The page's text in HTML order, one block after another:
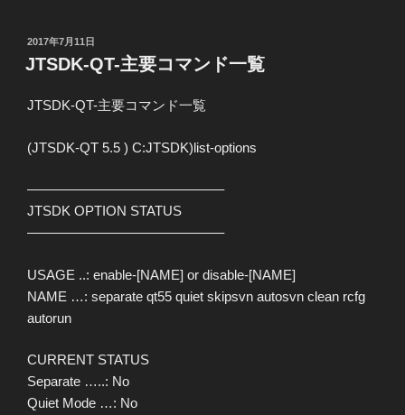
投
稿
日:
2017年7月11日
JTSDK-QT-主要コマンド一覧
JTSDK-QT-主要コマンド一覧
(JTSDK-QT 5.5 ) C:JTSDK)list-options
——————————————–
JTSDK OPTION STATUS
——————————————–
USAGE ..: enable-[NAME] or disable-[NAME]
NAME …: separate qt55 quiet skipsvn autosvn clean rcfg
autorun
CURRENT STATUS
Separate …..: No
Quiet Mode …: No